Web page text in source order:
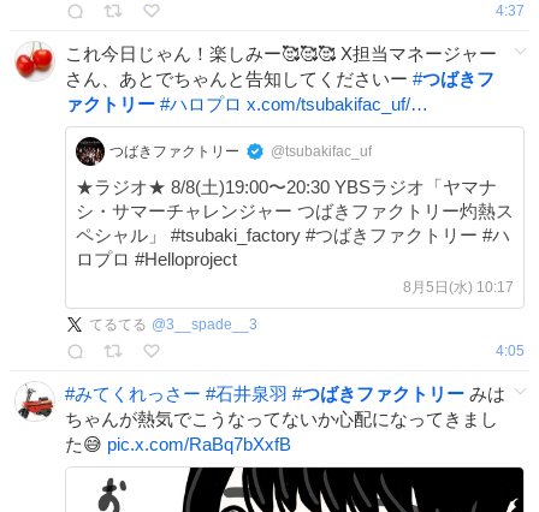
4:37
これ今日じゃん！楽しみー🥰🥰🥰 X担当マネージャー
さん、あとでちゃんと告知してくださいー #つばきフ
ァクトリー #ハロプロ x.com/tsubakifac_uf/…
つばきファクトリー @tsubakifac_uf
★ラジオ★ 8/8(土)19:00〜20:30 YBSラジオ「ヤマナ
シ・サマーチャレンジャー つばきファクトリー灼熱ス
ペシャル」 #tsubaki_factory #つばきファクトリー #ハ
ロプロ #Helloproject
8月5日(水) 10:17
てるてる @3__spade__3
4:05
#みてくれっさー #石井泉羽 #つばきファクトリー みは
ちゃんが熱気でこうなってないか心配になってきまし
た😅 pic.x.com/RaBq7bXxfB